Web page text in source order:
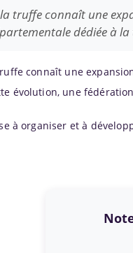
truffe connaît une
dédiée à
connaît une
évolution, une
à organiser et à